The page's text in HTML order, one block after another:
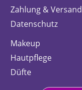
Zahlung & Versand
Datenschutz
Makeup
Hautpflege
Düfte